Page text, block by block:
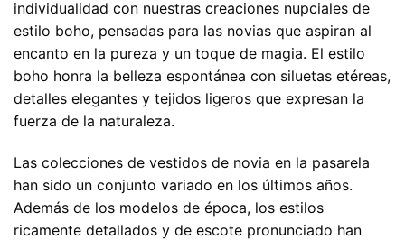
individualidad con nuestras creaciones nupciales de
estilo boho, pensadas para las novias que aspiran al
encanto en la pureza y un toque de magia. El estilo
boho honra la belleza espontánea con siluetas etéreas,
detalles elegantes y tejidos ligeros que expresan la
fuerza de la naturaleza.
Las colecciones de vestidos de novia en la pasarela
han sido un conjunto variado en los últimos años.
Además de los modelos de época, los estilos
ricamente detallados y de escote pronunciado han